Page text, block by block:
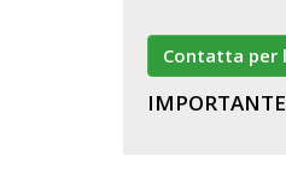
Contatta per
IMPORTANTE